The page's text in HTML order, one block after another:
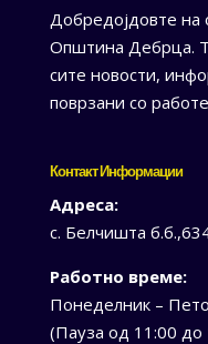
Добредојдовте на
Општина Дебрца.
сите новости,
поврзани со
Контакт Информации
Адреса:
с. Белчишта
Работно време:
Понеделник –
(Пауза од 11:00 до